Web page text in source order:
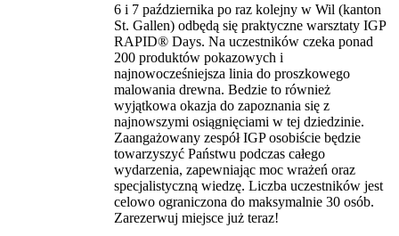
6 i 7 października po raz kolejny w Wil (kanton
St. Gallen) odbędą się praktyczne warsztaty IGP
RAPID® Days. Na uczestników czeka ponad
200 produktów pokazowych i
najnowocześniejsza linia do proszkowego
malowania drewna. Bedzie to również
wyjątkowa okazja do zapoznania się z
najnowszymi osiągnięciami w tej dziedzinie.
Zaangażowany zespół IGP osobiście będzie
towarzyszyć Państwu podczas całego
wydarzenia, zapewniając moc wrażeń oraz
specjalistyczną wiedzę. Liczba uczestników jest
celowo ograniczona do maksymalnie 30 osób.
Zarezerwuj miejsce już teraz!